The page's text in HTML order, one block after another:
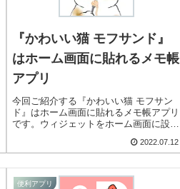
『かわいい猫 モフサンド』
はホーム画面に貼れるメモ帳
アプリ
今回ご紹介する『かわいい猫 モフサン
ド』はホーム画面に貼れるメモ帳アプリ
です。ウィジェットをホーム画面に設置
とができます。可愛い猫のイラストや、
よ！
2022.07.12
便利アプリ